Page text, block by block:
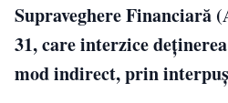
Supraveghere Financiară
31, care interzice
mod indirect, prin